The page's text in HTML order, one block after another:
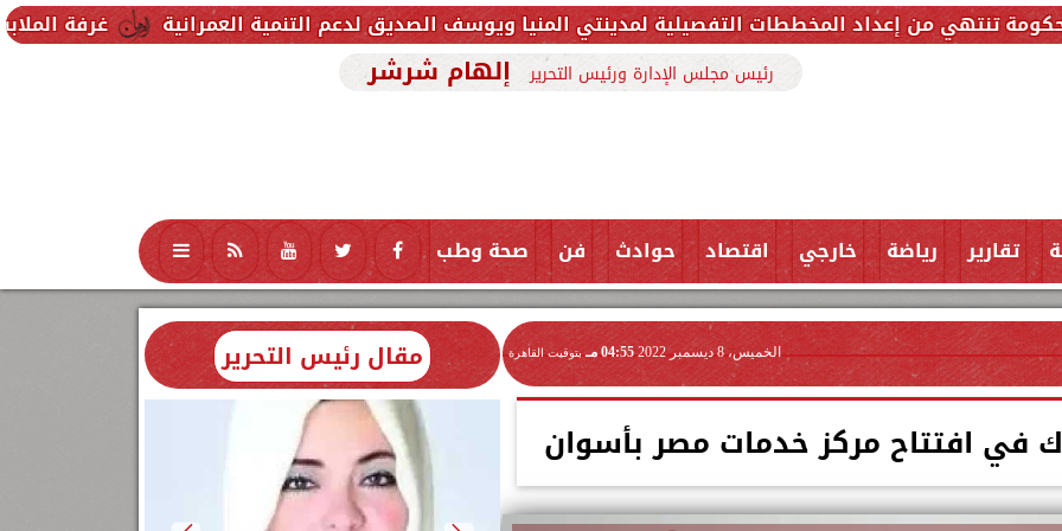
غرفة الملابس الجاهزة: حجم الصناعة في مصر يتجاوز 1.15 المخططات التفصيلية لمدينتي المنيا ويوسف الصديق لدعم التنمية العمرانية
رئيس مجلس الإدارة ورئيس التحرير إلهام شرشر
تقارير رياضة خارجي اقتصاد حوادث فن صحة وطب تكنولوجيا منوعات محافظات
الخميس، 8 ديسمبر 2022 04:55 مـ بتوقيت القاهرة
في افتتاح مركز خدمات مصر بأسوان
مقال رئيس التحرير